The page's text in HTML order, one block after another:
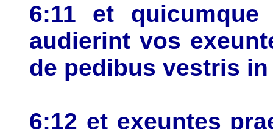
6:11 et
audierint vos
de pedibus vestris
6:12 et exeuntes